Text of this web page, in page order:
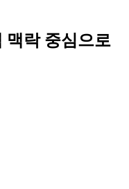
맥락 중심으로